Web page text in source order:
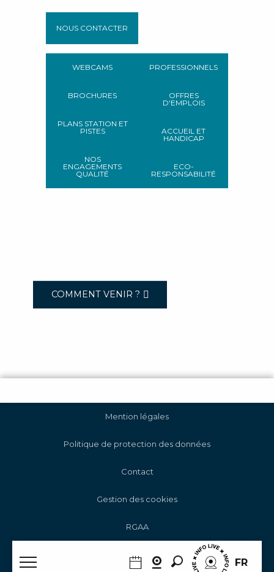
Recherche FR
NOUS CONTACTER
WEBCAMS
BROCHURES
PLANS STATION ET
PISTES
NOS
ENGAGEMENTS
QUALITÉ
PROFESSIONNELS
OFFRES
D'EMPLOIS
ACCUEIL ET
HANDICAP
ECO-
RESPONSABILITÉ
COMMENT VENIR ?
Mention légales
Politique de protection des données
Contact
Gestion des cookies
RGAA